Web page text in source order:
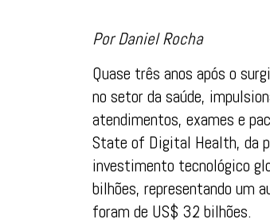
Por Daniel Rocha
Quase três anos após o
no setor da saúde,
atendimentos, exames e
State of Digital Health, da
investimento tecnológico
bilhões, representando um
foram de US$ 32 bilhões.